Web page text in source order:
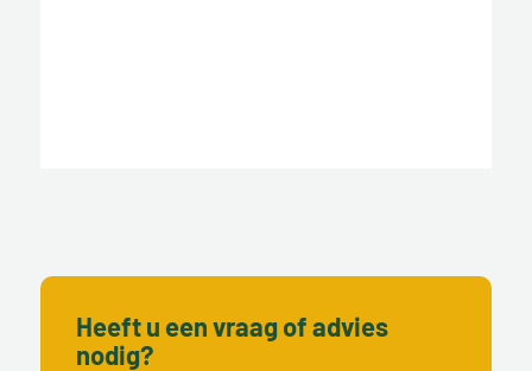
Heeft u een vraag of advies
nodig?